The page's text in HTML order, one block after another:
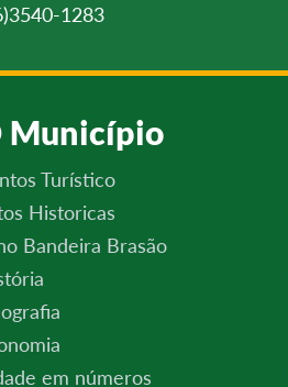
1283
Município
Turístico
Historicas
Bandeira Brasão
em números